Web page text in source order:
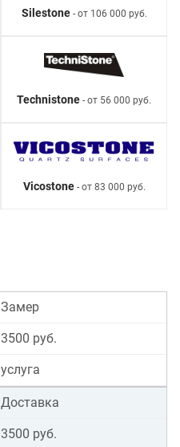
Silestone- от 106 000 руб.
Technistone - от 56 000 руб.
Vicostone- от 83 000 руб.
Замер
3500 руб.
услуга
Доставка
3500 руб.